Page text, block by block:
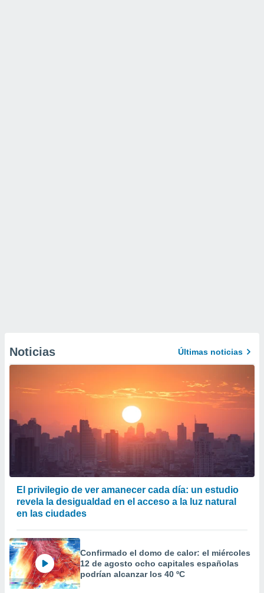
Noticias Últimas noticias
El privilegio de ver amanecer cada día: un estudio
revela la desigualdad en el acceso a la luz natural
en las ciudades
Confirmado el domo de calor: el miércoles
12 de agosto ocho capitales españolas
podrían alcanzar los 40 ºC